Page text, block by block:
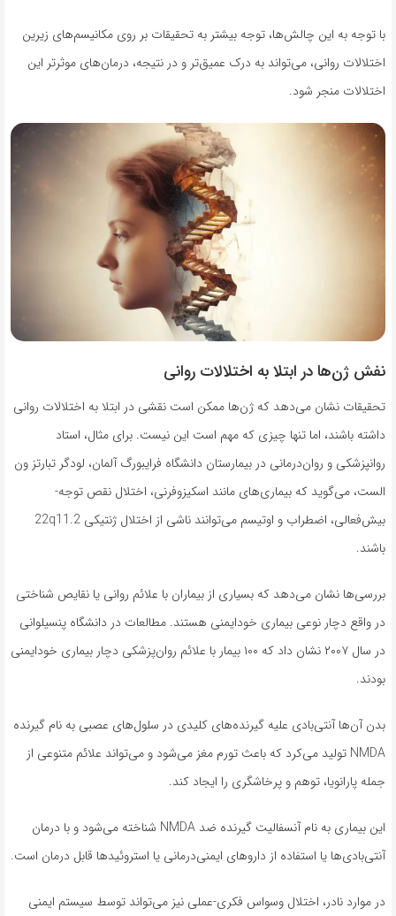
با توجه به این چالش‌ها، توجه بیشتر به تحقیقات بر روی مکانیسم‌های زیرین
اختلالات روانی، می‌تواند به درک عمیق‌تر و در نتیجه، درمان‌های موثرتر این
اختلالات منجر شود.
نفش ژن‌ها در ابتلا به اختلالات روانی
تحقیقات نشان می‌دهد که ژن‌ها ممکن است نقشی در ابتلا به اختلالات روانی
داشته باشند، اما تنها چیزی که مهم است این نیست. برای مثال، استاد
روانپزشکی و روان‌درمانی در بیمارستان دانشگاه فرایبورگ آلمان، لودگر تبارتز ون
الست، می‌گوید که بیماری‌های مانند اسکیزوفرنی، اختلال نقص توجه-
بیش‌فعالی، اضطراب و اوتیسم می‌توانند ناشی از اختلال ژنتیکی 22q11.2
باشند.
بررسی‌ها نشان می‌دهد که بسیاری از بیماران با علائم روانی یا نقایص شناختی
در واقع دچار نوعی بیماری خودایمنی هستند. مطالعات در دانشگاه پنسیلوانی
در سال ۲۰۰۷ نشان داد که ۱۰۰ بیمار با علائم روان‌پزشکی دچار بیماری خودایمنی
بودند.
بدن آن‌ها آنتی‌بادی علیه گیرنده‌های کلیدی در سلول‌های عصبی به نام گیرنده
NMDA تولید می‌کرد که باعث تورم مغز می‌شود و می‌تواند علائم متنوعی از
جمله پارانویا، توهم و پرخاشگری را ایجاد کند.
این بیماری به نام آنسفالیت گیرنده ضد NMDA شناخته می‌شود و با درمان
آنتی‌بادی‌ها یا استفاده از داروهای ایمنی‌درمانی یا استروئیدها قابل درمان است.
در موارد نادر، اختلال وسواس فکری-عملی نیز می‌تواند توسط سیستم ایمنی